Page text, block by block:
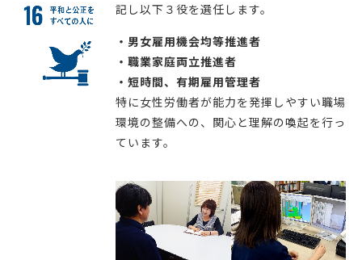
記し以下３役を選任します。
・男女雇用機会均等推進者
・職業家庭両立推進者
・短時間、有期雇用管理者
特に女性労働者が能力を発揮しやすい職場
環境の整備への、関心と理解の喚起を行っ
ています。